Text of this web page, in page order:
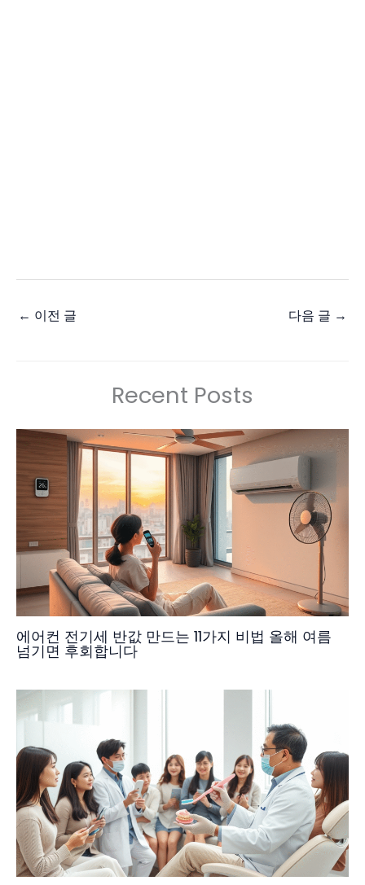
← 이전 글 다음 글 →
Recent Posts
에어컨 전기세 반값 만드는 11가지 비법 올해 여름
넘기면 후회합니다